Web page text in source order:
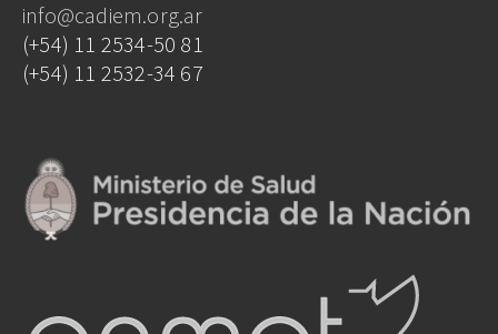
info@cadiem.org.ar
(+54) 11 2534-50 81
(+54) 11 2532-34 67